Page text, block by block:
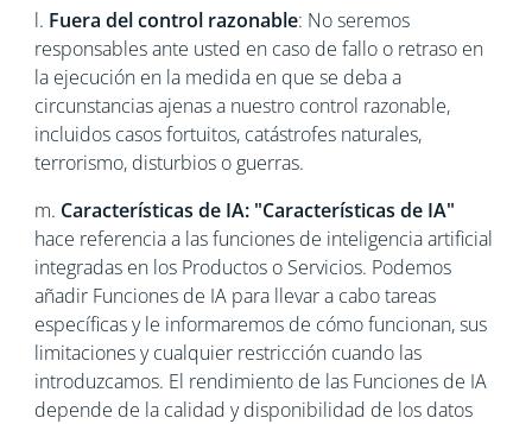
l. Fuera del control razonable: No seremos
responsables ante usted en caso de fallo o retraso en
la ejecución en la medida en que se deba a
circunstancias ajenas a nuestro control razonable,
incluidos casos fortuitos, catástrofes naturales,
terrorismo, disturbios o guerras.
m. Características de IA: "Características de IA"
hace referencia a las funciones de inteligencia artificial
integradas en los Productos o Servicios. Podemos
añadir Funciones de IA para llevar a cabo tareas
específicas y le informaremos de cómo funcionan, sus
limitaciones y cualquier restricción cuando las
introduzcamos. El rendimiento de las Funciones de IA
depende de la calidad y disponibilidad de los datos